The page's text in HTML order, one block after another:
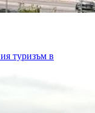
туризъм в